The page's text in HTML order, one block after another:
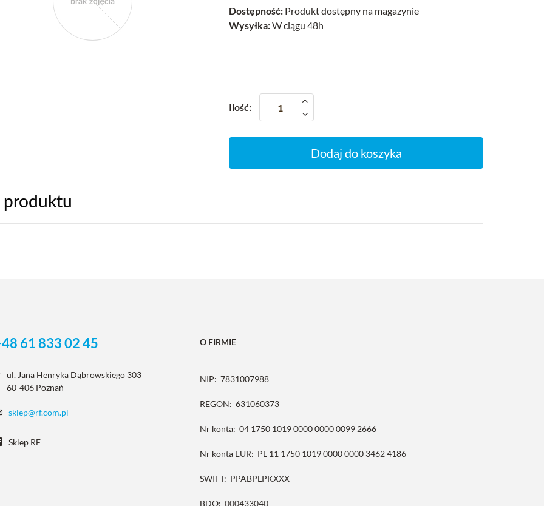
Dostępność: Produkt dostępny na magazynie
Wysyłka:W ciągu 48h
Ilość:
Dodaj do koszyka
produktu
61 833 02 45
ul. Jana Henryka Dąbrowskiego 303
60-406 Poznań
sklep@rf.com.pl
Sklep RF
O FIRMIE
NIP: 7831007988
REGON: 631060373
Nr konta: 04 1750 1019 0000 0000 0099 2666
Nr konta EUR: PL 11 1750 1019 0000 0000 3462 4186
SWIFT: PPABPLPKXXX
BDO: 000433040